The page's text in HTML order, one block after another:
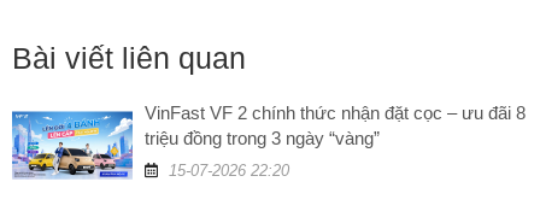
Bài viết liên quan
VinFast VF 2 chính thức nhận đặt cọc – ưu đãi 8
triệu đồng trong 3 ngày “vàng”
15-07-2026 22:20